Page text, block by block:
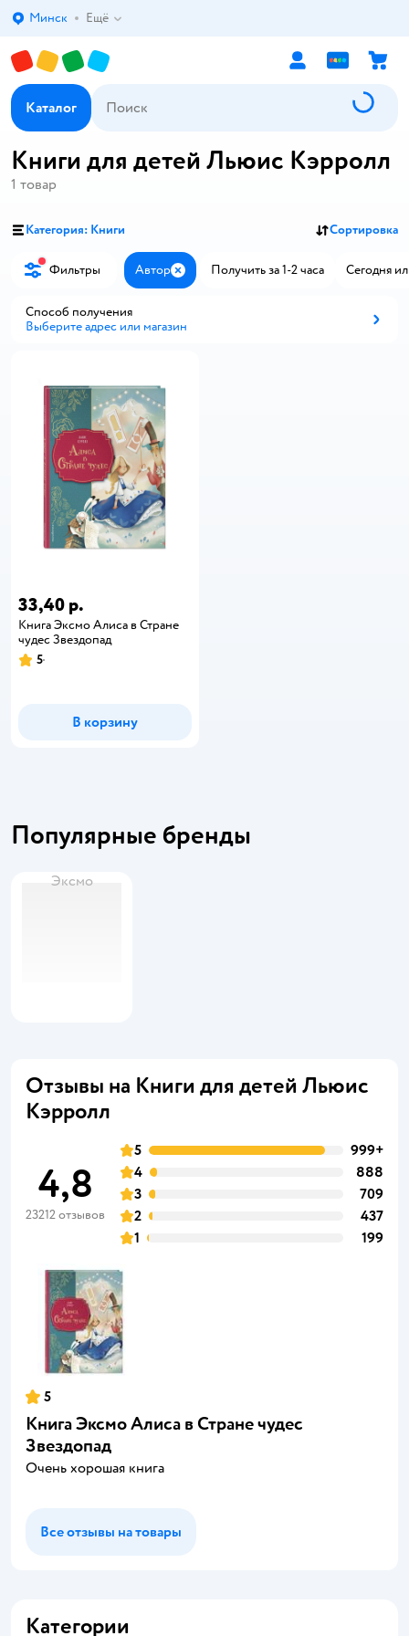
Выбор адреса доставки.
Минск Ещё
Каталог
Книги для детей Льюис Кэрролл
1 товар
Категория: Книги Сортировка
Фильтры Автор ЗакрытьПолучить за 1-2 часа Сегодня
Способ получения
Выберите адрес или магазин
33,40 р.
Книга Эксмо Алиса в Стране
чудес Звездопад
5
В корзину
Популярные бренды
Эксмо
Отзывы на Книги для детей Льюис
Кэрролл
4,8
23212 отзывов
5
999+
4
888
3
709
2
437
1
199
5
Книга Эксмо Алиса в Стране чудес
Звездопад
Очень хорошая книга
Все отзывы на товары
Категории